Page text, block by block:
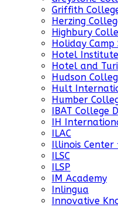
Griffith
Herzing
Highbury
Holiday
Hotel
Hotel and
Hudson
Hult
Humber
IBAT College
IH
ILAC
Illinois
ILSC
ILSP
IM Academy
Inlingua
Innovative